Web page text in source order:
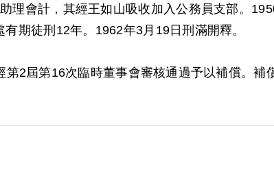
理會計，其經王如山吸收加入公務員支部。
期徒刑12年。1962年3月19日刑滿開釋。
2屆第16次臨時董事會審核通過予以補償。補
加「公務員支部」組織之性質與目的均未詳予